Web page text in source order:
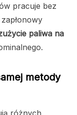
pracuje bez
paliwa na
metody
różnych